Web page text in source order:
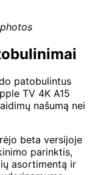
patobulintus
TV 4K A15
našumą nei
beta versijoje
parinktis,
asortimentą ir